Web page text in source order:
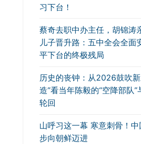
习下台！
蔡奇去职中办主任，胡锦涛
儿子晋升路：五中全会全面
平下台的终极残局
历史的丧钟：从2026鼓吹
造”看当年陈毅的“空降部队”
轮回
山呼习这一幕 寒意刺骨！中
步向朝鲜迈进